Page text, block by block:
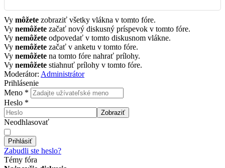
Vy môžete zobraziť všetky vlákna v tomto fóre.
Vy nemôžete začať nový diskusný príspevok v tomto fóre.
Vy nemôžete odpovedať v tomto diskusnom vlákne.
Vy nemôžete začať v anketu v tomto fóre.
Vy nemôžete na tomto fóre nahrať prílohy.
Vy nemôžete stiahnuť prílohy v tomto fóre.
Moderátor: Administrátor
Prihlásenie
Meno *
Heslo *
Zobraziť
Neodhlasovať
Prihlásiť
Zabudli ste heslo?
Témy fóra